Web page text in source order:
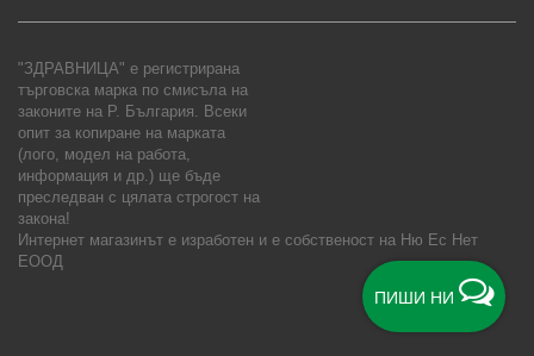
ПИШИ НИ
"ЗДРАВНИЦА" е регистрирана
търговска марка по смисъла на
законите на Р. България. Всеки
опит за копиране на марката
(лого, модел на работа,
информация и др.) ще бъде
преследван с цялата строгост на
закона!
Интернет магазинът е изработен и е собственост на Ню Ес Нет
ЕООД